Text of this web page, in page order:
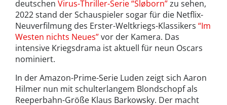
deutschen Virus-Thriller-Serie “Sløborn”zu sehen,
2022 stand der Schauspieler sogar für die Netflix-
Neuverfilmung des Erster-Weltkriegs-Klassikers “Im
Westen nichts Neues”vor der Kamera. Das
intensive Kriegsdrama ist aktuell für neun Oscars
nominiert.
In der Amazon-Prime-Serie Luden zeigt sich Aaron
Hilmer nun mit schulterlangem Blondschopf als
Reeperbahn-Größe Klaus Barkowsky. Der macht